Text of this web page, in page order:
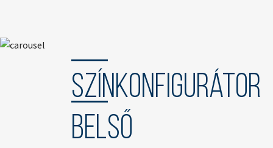
Színkonfigurátor
Belső